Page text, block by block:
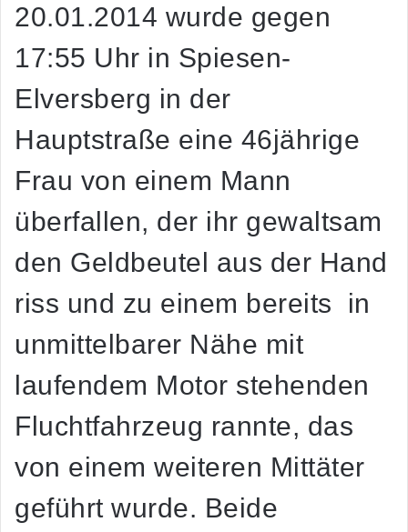
20.01.2014 wurde gegen
17:55 Uhr in Spiesen-
Elversberg in der
Hauptstraße eine 46jährige
Frau von einem Mann
überfallen, der ihr gewaltsam
den Geldbeutel aus der Hand
riss und zu einem bereits in
unmittelbarer Nähe mit
laufendem Motor stehenden
Fluchtfahrzeug rannte, das
von einem weiteren Mittäter
geführt wurde. Beide